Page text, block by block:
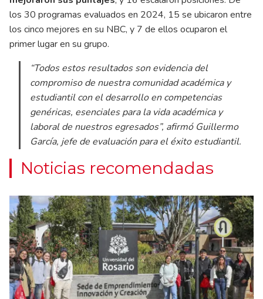
los 30 programas evaluados en 2024, 15 se ubicaron entre
los cinco mejores en su NBC, y 7 de ellos ocuparon el
primer lugar en su grupo.
“Todos estos resultados son evidencia del
compromiso de nuestra comunidad académica y
estudiantil con el desarrollo en competencias
genéricas, esenciales para la vida académica y
laboral de nuestros egresados”, afirmó Guillermo
García, jefe de evaluación para el éxito estudiantil.
Noticias recomendadas